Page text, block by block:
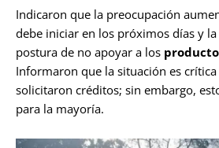
Indicaron que la preocupación
debe iniciar en los próximos días y
postura de no apoyar a los
Informaron que la situación es
solicitaron créditos; sin embargo,
para la mayoría.